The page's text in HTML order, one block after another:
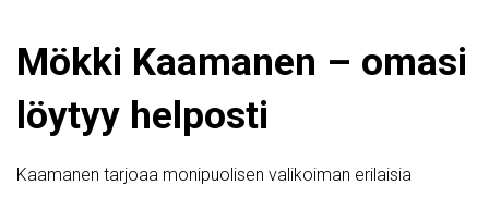
Mökki Kaamanen – omasi
löytyy helposti
Kaamanen tarjoaa monipuolisen valikoiman erilaisia